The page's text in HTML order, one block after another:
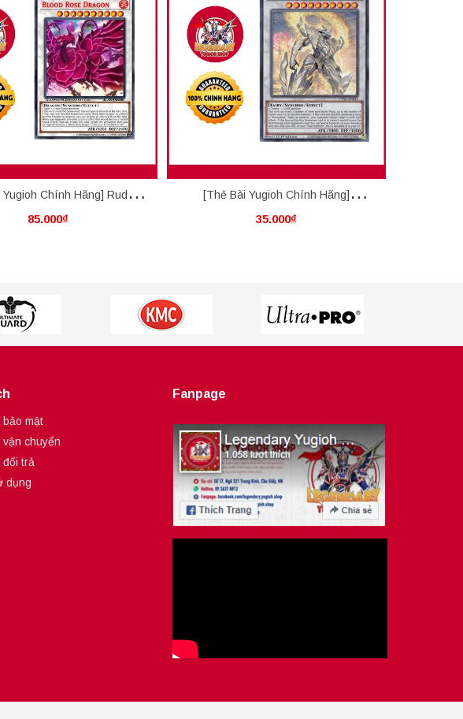
Yugioh Chính Hãng] Ruddy
Rose Dragon
85.000₫
[Thẻ Bài Yugioh Chính Hãng]
Mannadium Prime-Heart
35.000₫
mật
chuyển
đổi trả
dụng
Fanpage